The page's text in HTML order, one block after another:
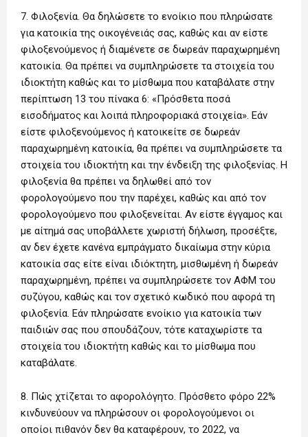
7. Φιλοξενία. Θα δηλώσετε το ενοίκιο που πληρώσατε
για κατοικία της οικογένειάς σας, καθώς και αν είστε
φιλοξενούμενος ή διαμένετε σε δωρεάν παραχωρημένη
κατοικία. Θα πρέπει να συμπληρώσετε τα στοιχεία του
ιδιοκτήτη καθώς και το μίσθωμα που καταβάλατε στην
περίπτωση 13 του πίνακα 6: «Πρόσθετα ποσά
εισοδήματος και λοιπά πληροφοριακά στοιχεία». Εάν
είστε φιλοξενούμενος ή κατοικείτε σε δωρεάν
παραχωρημένη κατοικία, θα πρέπει να συμπληρώσετε τα
στοιχεία του ιδιοκτήτη και την ένδειξη της φιλοξενίας. Η
φιλοξενία θα πρέπει να δηλωθεί από τον
φορολογούμενο που την παρέχει, καθώς και από τον
φορολογούμενο που φιλοξενείται. Αν είστε έγγαμος και
με αίτημά σας υποβάλλετε χωριστή δήλωση, προσέξτε,
αν δεν έχετε κανένα εμπράγματο δικαίωμα στην κύρια
κατοικία σας είτε είναι ιδιόκτητη, μισθωμένη ή δωρεάν
παραχωρημένη, πρέπει να συμπληρώσετε τον ΑΦΜ του
συζύγου, καθώς και τον σχετικό κωδικό που αφορά τη
φιλοξενία. Εάν πληρώσατε ενοίκιο για κατοικία των
παιδιών σας που σπουδάζουν, τότε καταχωρίστε τα
στοιχεία του ιδιοκτήτη καθώς και το μίσθωμα που
καταβάλατε.
8. Πώς χτίζεται το αφορολόγητο. Πρόσθετο φόρο 22%
κινδυνεύουν να πληρώσουν οι φορολογούμενοι οι
οποίοι πιθανόν δεν θα καταφέρουν, το 2022, να